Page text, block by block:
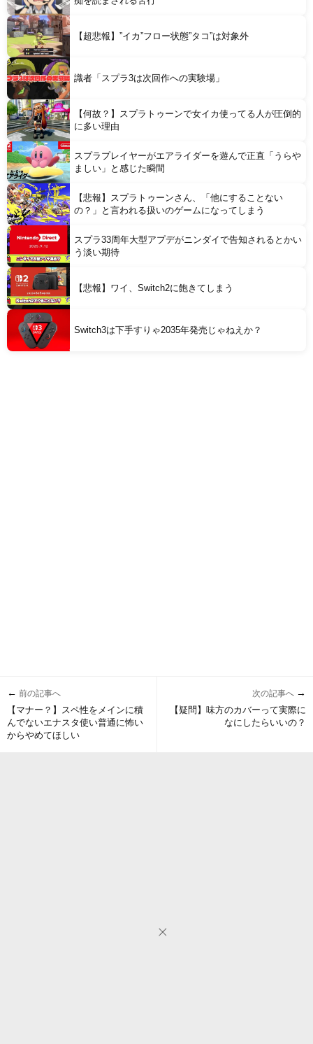
Powered by livedoor 相互RSS【超悲報】”イカ”フロー状態”タコ”は対象外
識者「スプラ3は次回作への実験場」
【何故？】スプラトゥーンで女イカ使ってる人が圧倒的
に多い理由
スプラプレイヤーがエアライダーを遊んで正直「うらや
ましい」と感じた瞬間
【悲報】スプラトゥーンさん、「他にすることない
の？」と言われる扱いのゲームになってしまう
スプラ33周年大型アプデがニンダイで告知されるとかい
う淡い期待
【悲報】ワイ、Switch2に飽きてしまう
Switch3は下手すりゃ2035年発売じゃねえか？
← 前の記事へ
【マナー？】スペ性をメインに積
んでないエナスタ使い普通に怖い
からやめてほしい
次の記事へ →
【疑問】味方のカバーって実際に
なにしたらいいの？